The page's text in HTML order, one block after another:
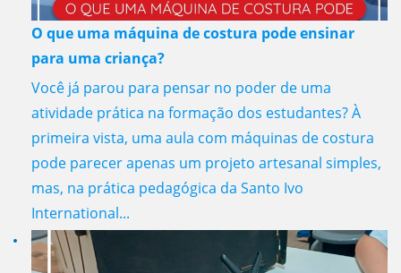
O que uma máquina de costura pode ensinar
para uma criança?
Você já parou para pensar no poder de uma
atividade prática na formação dos estudantes? À
primeira vista, uma aula com máquinas de costura
pode parecer apenas um projeto artesanal simples,
mas, na prática pedagógica da Santo Ivo
International...